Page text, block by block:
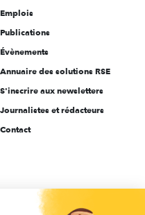
Emplois
Publications
Évènements
Annuaire des solutions RSE
S'inscrire aux newsletters
Journalistes et rédacteurs
Contact